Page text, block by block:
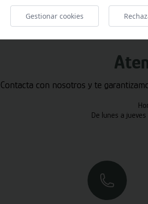
Contacta con nosotros y te
De lunes a
Gestionar cookies